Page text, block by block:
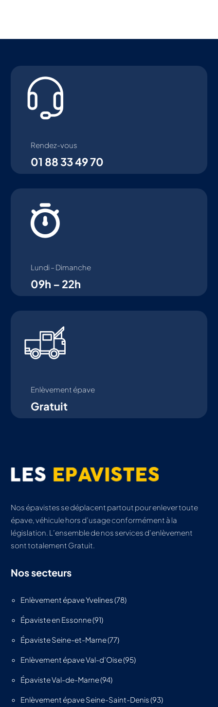
Rendez-vous
01 88 33 49 70
Lundi – Dimanche
09h – 22h
Enlèvement épave
Gratuit
Nos épavistes se déplacent partout pour enlever toute
épave, véhicule hors d’usage conformément à la
législation. L’ensemble de nos services d’enlèvement
sont totalement Gratuit.
Nos secteurs
Enlèvement épave Yvelines (78)
Épaviste en Essonne (91)
Épaviste Seine-et-Marne (77)
Enlèvement épave Val-d’Oise (95)
Épaviste Val-de-Marne (94)
Enlèvement épave Seine-Saint-Denis (93)